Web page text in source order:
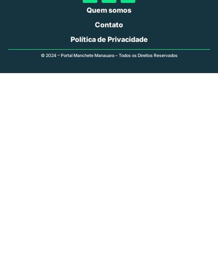
Quem somos
Contato
Política de Privacidade
© 2024 – Portal Manchete Manauara – Todos os Direitos Reservados